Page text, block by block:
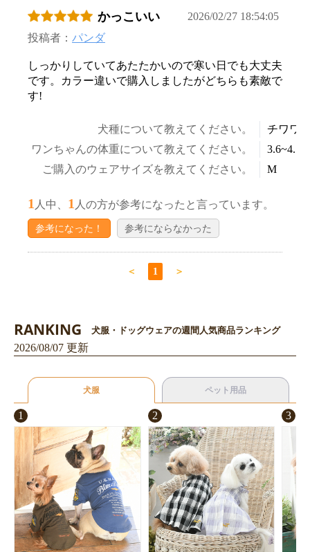
お買い物を続ける カートへ進む
かっこいい
2026/02/27 18:54:05
投稿者： パンダ
しっかりしていてあたたかいので寒い日でも大丈夫
です。カラー違いで購入しましたがどちらも素敵で
す!
犬種について教えてください。
チワワ
ワンちゃんの体重について教えてください。
ご購入のウェアサイズを教えてください。
M
1 人中、 1 人の方が参考になったと言っています。
参考になった！ 参考にならなかった
＜ 1 ＞
RANKING 犬服・ドッグウェアの週間人気商品ランキング
2026/08/07 更新
犬服 ペット用品
1 2 3